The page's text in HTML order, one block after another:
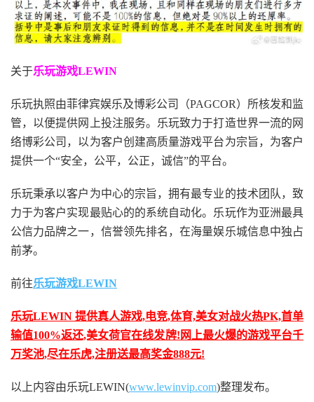
关于乐玩游戏LEWIN
乐玩执照由菲律宾娱乐及博彩公司（PAGCOR）所核发和监
管，以便提供网上投注服务。乐玩致力于打造世界一流的网
络博彩公司，以为客户创建高质量游戏平台为宗旨，为客户
提供一个“安全，公平，公正，诚信”的平台。
乐玩秉承以客户为中心的宗旨，拥有最专业的技术团队，致
力于为客户实现最贴心的的系统自动化。乐玩作为亚洲最具
公信力品牌之一，信誉领先排名，在海量娱乐城信息中独占
前茅。
前往乐玩游戏LEWIN
乐玩LEWIN 提供真人游戏,电竞,体育,美女对战火热PK,首单
输值100%返还,美女荷官在线发牌!网上最火爆的游戏平台千
万奖池,尽在乐虎,注册送最高奖金888元!
以上内容由乐玩LEWIN(www.lewinvip.com)整理发布。